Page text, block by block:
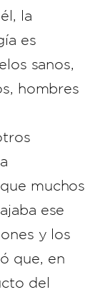
la
es
sanos,
hombres
muchos
ese
y los
que, en
del